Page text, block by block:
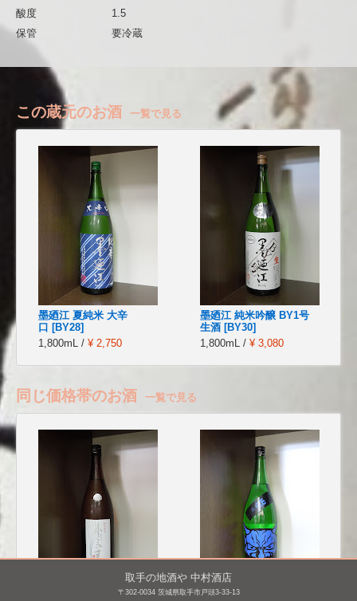
酸度
1.5
保管
要冷蔵
この蔵元のお酒 一覧で見る
墨廼江 夏純米 大辛
口 [BY28]
1,800mL / ¥ 2,750
墨廼江 純米吟醸 BY1号
生酒 [BY30]
1,800mL / ¥ 3,080
同じ価格帯のお酒 一覧で見る
取手の地酒や 中村酒店
〒302-0034 茨城県取手市戸頭3-33-13